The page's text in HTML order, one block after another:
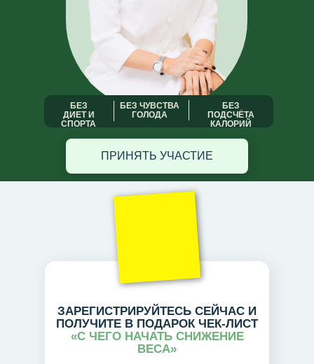
ПРИНЯТЬ УЧАСТИЕ
БЕЗ ЧУВСТВА
ГОЛОДА
БЕЗ
ПОДСЧЁТА
КАЛОРИЙ
БЕЗ
ДИЕТ И
СПОРТА
ЗАРЕГИСТРИРУЙТЕСЬ СЕЙЧАС И
ПОЛУЧИТЕ В ПОДАРОК ЧЕК-ЛИСТ
«С ЧЕГО НАЧАТЬ СНИЖЕНИЕ
ВЕСА»